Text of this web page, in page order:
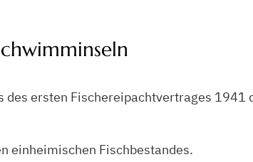
ersten Fischereipachtvertrages
einheimischen Fischbestandes.